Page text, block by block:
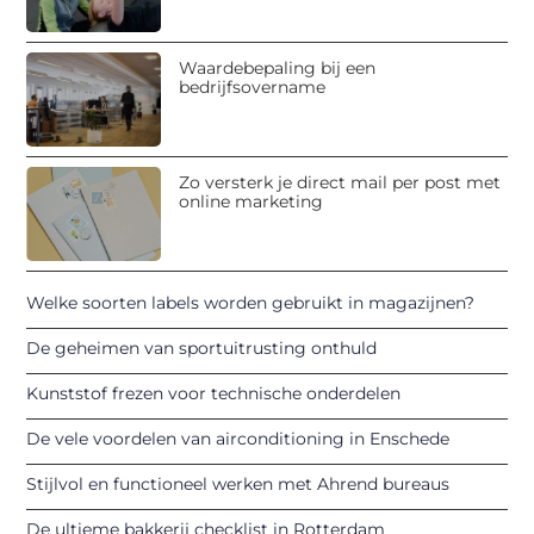
Waardebepaling bij een
bedrijfsovername
Zo versterk je direct mail per post met
online marketing
Welke soorten labels worden gebruikt in magazijnen?
De geheimen van sportuitrusting onthuld
Kunststof frezen voor technische onderdelen
De vele voordelen van airconditioning in Enschede
Stijlvol en functioneel werken met Ahrend bureaus
De ultieme bakkerij checklist in Rotterdam